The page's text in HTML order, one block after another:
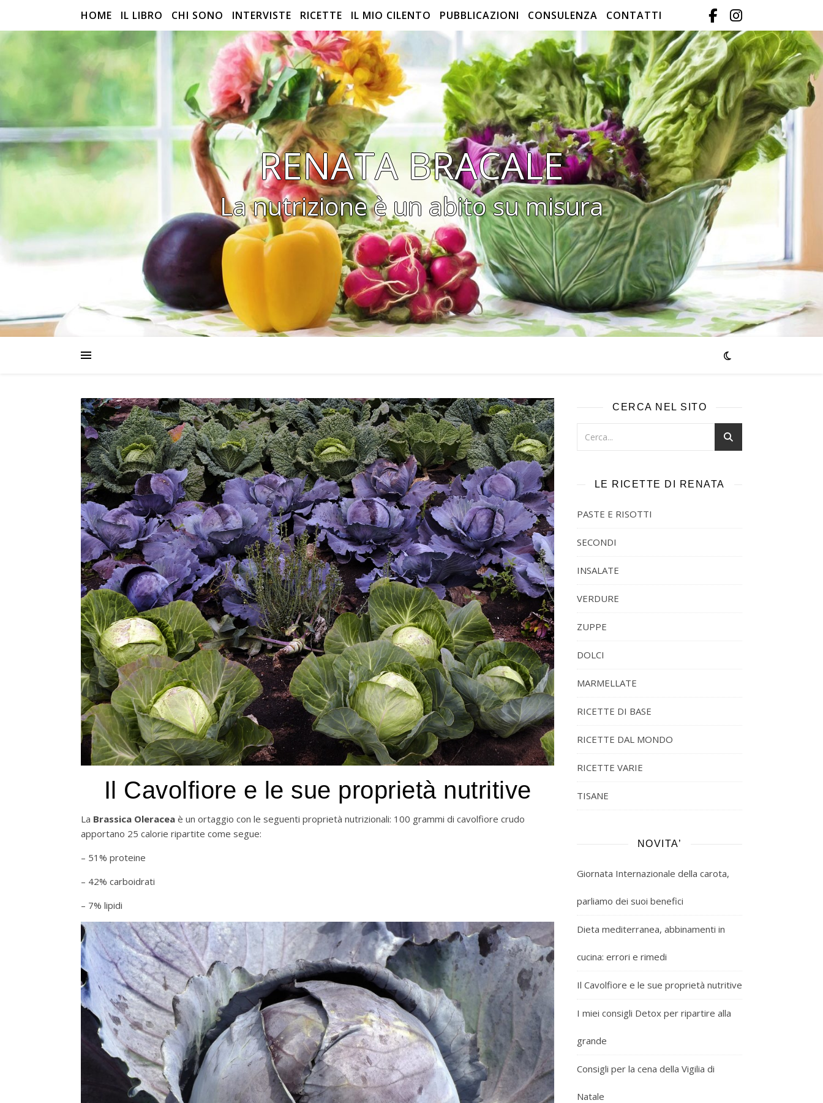
HOME IL LIBRO CHI SONO INTERVISTE RICETTE IL MIO CILENTO PUBBLICAZIONI CONSULENZA CONTATTI
RENATA BRACALE
La nutrizione è un abito su misura
Il Cavolfiore e le sue proprietà nutritive
La Brassica Oleracea è un ortaggio con le seguenti proprietà nutrizionali: 100 grammi di cavolfiore crudo
apportano 25 calorie ripartite come segue:
– 51% proteine
– 42% carboidrati
– 7% lipidi
CERCA NEL SITO
LE RICETTE DI RENATA
PASTE E RISOTTI
SECONDI
INSALATE
VERDURE
ZUPPE
DOLCI
MARMELLATE
RICETTE DI BASE
RICETTE DAL MONDO
RICETTE VARIE
TISANE
NOVITA’
Giornata Internazionale della carota,
parliamo dei suoi benefici
Dieta mediterranea, abbinamenti in
cucina: errori e rimedi
Il Cavolfiore e le sue proprietà nutritive
I miei consigli Detox per ripartire alla
grande
Consigli per la cena della Vigilia di
Natale